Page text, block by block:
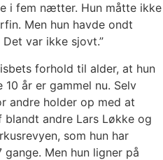
i fem nætter. Hun måtte ikke
Men hun havde ondt
var ikke sjovt.”
forhold til alder, at hun
10 år er gammel nu. Selv
andre holder op med at
andre Lars Løkke og
som hun har
Men hun ligner på